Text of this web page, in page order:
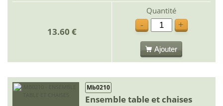
13.60 €
Quantité
-
+
Ajouter
Mb0210
Ensemble table et chaises